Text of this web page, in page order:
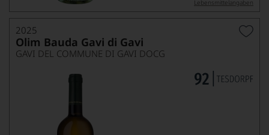
Lebensmittel­angaben
2025
Olim Bauda Gavi di Gavi
GAVI DEL COMMUNE DI GAVI DOCG